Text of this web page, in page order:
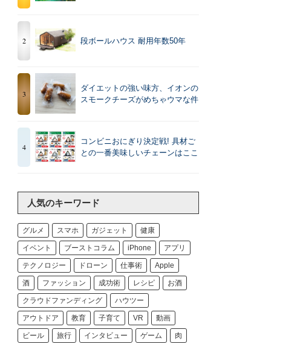
2 段ボールハウス 耐用年数50年
3
ダイエットの強い味方、イオンの
スモークチーズがめちゃウマな件
4
コンビニおにぎり決定戦! 具材ご
との一番美味しいチェーンはここ
人気のキーワード
グルメ スマホ ガジェット 健康
イベント ブーストコラム iPhone アプリ
テクノロジー ドローン 仕事術 Apple
酒 ファッション 成功術 レシピ お酒
クラウドファンディング ハウツー
アウトドア 教育 子育て VR 動画
ビール 旅行 インタビュー ゲーム 肉